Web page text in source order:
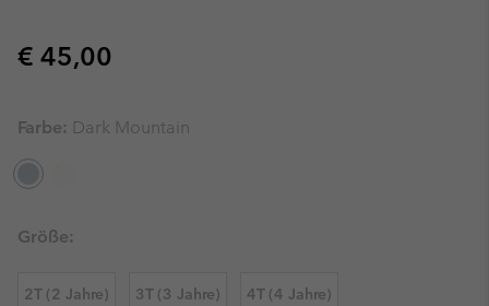
Regular price:
€ 45,00
Farbe: Dark Mountain
Größe:
2T (2 Jahre) 3T (3 Jahre) 4T (4 Jahre)